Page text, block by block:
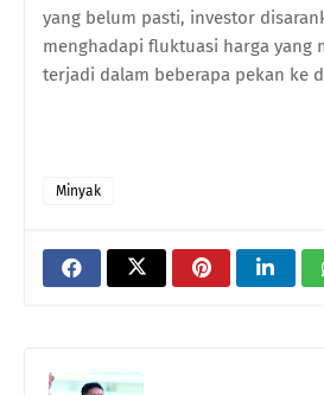
yang belum pasti, investor
menghadapi fluktuasi harga yang
terjadi dalam beberapa pekan ke
Minyak